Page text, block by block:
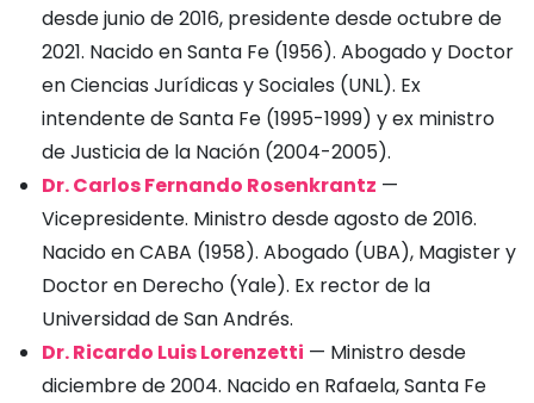
desde junio de 2016, presidente desde octubre de
2021. Nacido en Santa Fe (1956). Abogado y Doctor
en Ciencias Jurídicas y Sociales (UNL). Ex
intendente de Santa Fe (1995-1999) y ex ministro
de Justicia de la Nación (2004-2005).
Dr. Carlos Fernando Rosenkrantz —
Vicepresidente. Ministro desde agosto de 2016.
Nacido en CABA (1958). Abogado (UBA), Magister y
Doctor en Derecho (Yale). Ex rector de la
Universidad de San Andrés.
Dr. Ricardo Luis Lorenzetti — Ministro desde
diciembre de 2004. Nacido en Rafaela, Santa Fe